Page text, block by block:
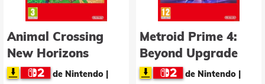
Animal Crossing
New Horizons
Switch 2 Upgrade
de Nintendo |
Metroid Prime 4:
Beyond Upgrade
Pack
de Nintendo |